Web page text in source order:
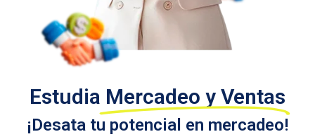
Estudia Mercadeo y Ventas
¡Desata tu potencial en mercadeo!